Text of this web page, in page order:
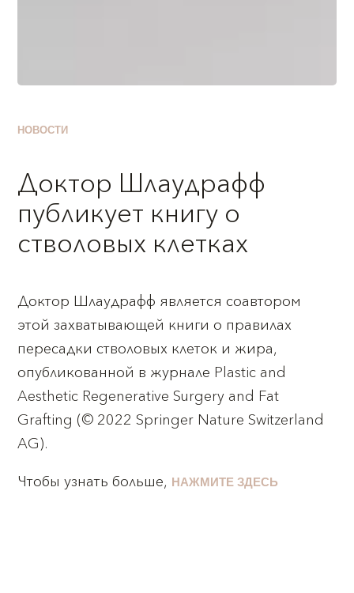
НОВОСТИ
Доктор Шлаудрафф
публикует книгу о
стволовых клетках
Доктор Шлаудрафф является соавтором
этой захватывающей книги о правилах
пересадки стволовых клеток и жира,
опубликованной в журнале Plastic and
Aesthetic Regenerative Surgery and Fat
Grafting (© 2022 Springer Nature Switzerland
AG).
Чтобы узнать больше,
НАЖМИТЕ ЗДЕСЬ